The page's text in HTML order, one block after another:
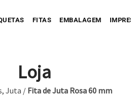
FITAS EMBALAGEM
Loja
, Juta / Fita de Juta Rosa 60 mm